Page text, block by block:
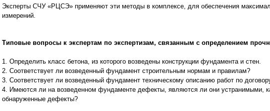
Эксперты СЧУ «РЦСЭ» применяют эти методы в комплексе, для обеспечения
измерений.
Типовые вопросы к экспертам по экспертизам, связанным с определением
1. Определить класс бетона, из которого возведены конструкции фундамента и стен.
2. Соответствует ли возведенный фундамент строительным нормам и правилам?
3. Соответствует ли возведенный фундамент техническому описанию работ по
4. Имеются ли на возведенном фундаменте дефекты, являются ли они устранимыми,
обнаруженные дефекты?